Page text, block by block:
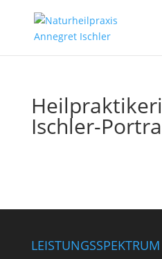
Ischler-
LEISTUNGSSPEKTRUM